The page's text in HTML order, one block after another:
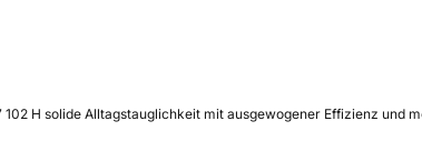
H solide Alltagstauglichkeit mit ausgewogener Effizienz